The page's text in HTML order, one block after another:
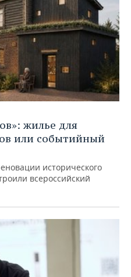
жилье для
или событийный
исторического
всероссийский